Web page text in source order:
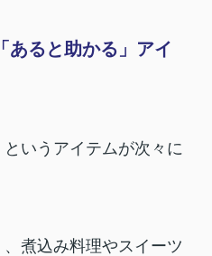
あると助かる」アイ
というアイテムが次々に
煮込み料理やスイーツ